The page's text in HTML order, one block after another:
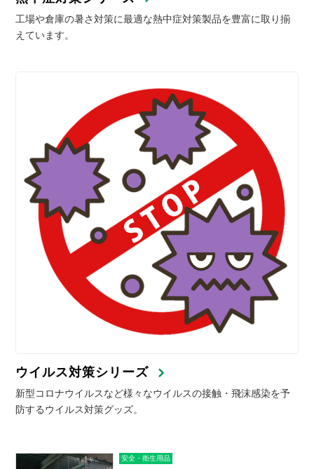
工場や倉庫の暑さ対策に最適な熱中症対策製品を豊富に取り揃
えています。
ウイルス対策シリーズ
新型コロナウイルスなど様々なウイルスの接触・飛沫感染を予
防するウイルス対策グッズ。
安全・衛生用品